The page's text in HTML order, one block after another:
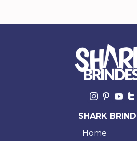
SHARK
Home